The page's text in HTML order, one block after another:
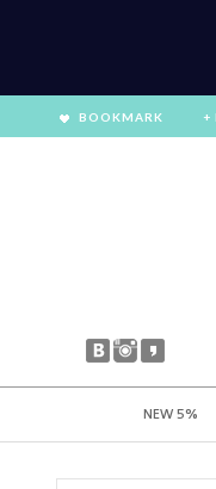
BOOKMARK +
NEW 5%